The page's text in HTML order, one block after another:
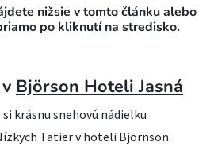
nižsie v tomto článku alebo
po kliknutí na stredisko.
Björson Hoteli Jasná
krásnu snehovú nádielku
Tatier v hoteli Björnson.